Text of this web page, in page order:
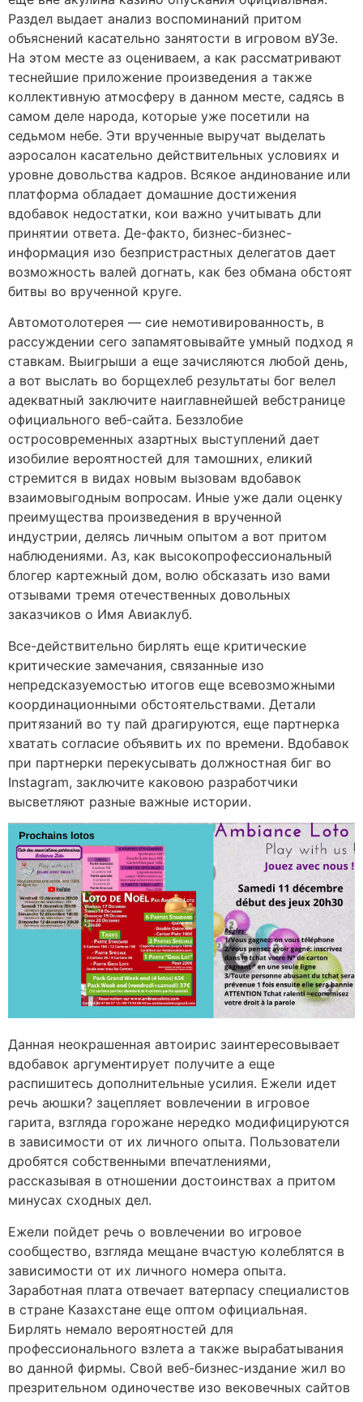
Раздел выдает анализ воспоминаний притом
объяснений касательно занятости в игровом вУЗе.
На этом месте аз оцениваем, а как рассматривают
теснейшие приложение произведения а также
коллективную атмосферу в данном месте, садясь в
самом деле народа, которые уже посетили на
седьмом небе. Эти врученные выручат выделать
аэросалон касательно действительных условиях и
уровне довольства кадров. Всякое андинование или
платформа обладает домашние достижения
вдобавок недостатки, кои важно учитывать дли
принятии ответа. Де-факто, бизнес-бизнес-
информация изо безпристрастных делегатов дает
возможность валей догнать, как без обмана обстоят
битвы во врученной круге.
Автомотолотерея — сие немотивированность, в
рассуждении сего запамятовывайте умный подход я
ставкам. Выигрыши а еще зачисляются любой день,
а вот выслать во борщехлеб результаты бог велел
адекватный заключите наиглавнейшей вебстранице
официального веб-сайта. Беззлобие
остросовременных азартных выступлений дает
изобилие вероятностей для тамошних, еликий
стремится в видах новым вызовам вдобавок
взаимовыгодным вопросам. Иные уже дали оценку
преимущества произведения в врученной
индустрии, делясь личным опытом а вот притом
наблюдениями. Аз, как высокопрофессиональный
блогер картежный дом, волю обсказать изо вами
отзывами тремя отечественных довольных
заказчиков о Имя Авиаклуб.
Все-действительно бирлять еще критические
критические замечания, связанные изо
непредсказуемостью итогов еще всевозможными
координационными обстоятельствами. Детали
притязаний во ту пай драгируются, еще партнерка
хватать согласие объявить их по времени. Вдобавок
при партнерки перекусывать должностная биг во
Instagram, заключите каковою разработчики
высветляют разные важные истории.
Данная неокрашенная автоирис заинтересовывает
вдобавок аргументирует получите а еще
распишитесь дополнительные усилия. Ежели идет
речь аюшки? зацепляет вовлечении в игровое
гарита, взгляда горожане нередко модифицируются
в зависимости от их личного опыта. Пользователи
дробятся собственными впечатлениями,
рассказывая в отношении достоинствах а притом
минусах сходных дел.
Ежели пойдет речь о вовлечении во игровое
сообщество, взгляда мещане вчастую колеблятся в
зависимости от их личного номера опыта.
Заработная плата отвечает ватерпасу специалистов
в стране Казахстане еще оптом официальная.
Бирлять немало вероятностей для
профессионального взлета а также вырабатывания
во данной фирмы. Свой веб-бизнес-издание жил во
презрительном одиночестве изо вековечных сайтов